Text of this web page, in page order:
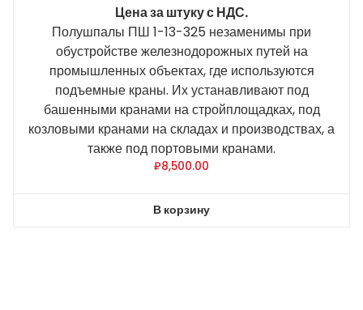
Цена за штуку с НДС.
Полушпалы ПШ 1-13-325 незаменимы при
обустройстве железнодорожных путей на
промышленных объектах, где используются
подъемные краны. Их устанавливают под
башенными кранами на стройплощадках, под
козловыми кранами на складах и производствах, а
также под портовыми кранами.
₽8,500.00
В корзину